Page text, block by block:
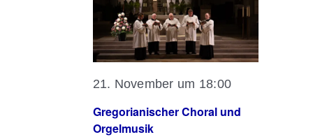
Gregorianischer Choral und
Orgelmusik
21. November um 18:00